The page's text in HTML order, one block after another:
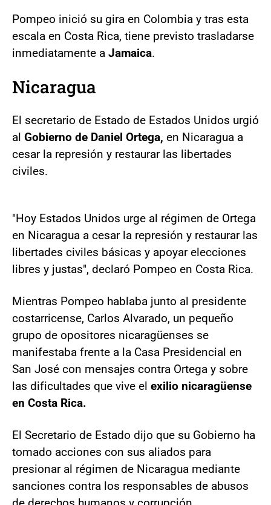
Pompeo inició su gira en Colombia y tras esta
escala en Costa Rica, tiene previsto trasladarse
inmediatamente a Jamaica.
Nicaragua
El secretario de Estado de Estados Unidos urgió
al Gobierno de Daniel Ortega, en Nicaragua a
cesar la represión y restaurar las libertades
civiles.
"Hoy Estados Unidos urge al régimen de Ortega
en Nicaragua a cesar la represión y restaurar las
libertades civiles básicas y apoyar elecciones
libres y justas", declaró Pompeo en Costa Rica.
Mientras Pompeo hablaba junto al presidente
costarricense, Carlos Alvarado, un pequeño
grupo de opositores nicaragüenses se
manifestaba frente a la Casa Presidencial en
San José con mensajes contra Ortega y sobre
las dificultades que vive el exilio nicaragüense
en Costa Rica.
El Secretario de Estado dijo que su Gobierno ha
tomado acciones con sus aliados para
presionar al régimen de Nicaragua mediante
sanciones contra los responsables de abusos